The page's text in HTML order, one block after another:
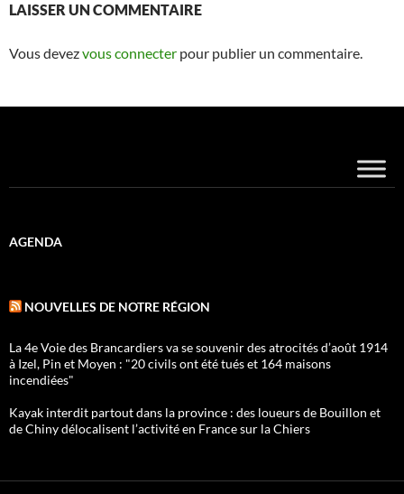
LAISSER UN COMMENTAIRE
Vous devezvous connecter pour publier un commentaire.
AGENDA
NOUVELLES DE NOTRE RÉGION
La 4e Voie des Brancardiers va se souvenir des atrocités d’août 1914
à Izel, Pin et Moyen : "20 civils ont été tués et 164 maisons
incendiées"
Kayak interdit partout dans la province : des loueurs de Bouillon et
de Chiny délocalisent l’activité en France sur la Chiers